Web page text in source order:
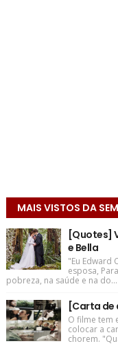
MAIS VISTOS DA
[Quotes]
e Bella
"Eu Edward
esposa,
pobreza, na saúde e na do...
[Carta de
O filme tem
colocar a
chorem.